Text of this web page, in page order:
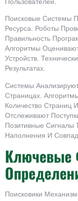
Пользователей.
Поисковые Системы
Ресурса. Роботы
Правильность
Алгоритмы
Устройств.
Результатах.
Системы
Страницах.
Количество Страниц
Отслеживают
Позитивные Сигналы
Наполнения И
Ключевые
Поисковики